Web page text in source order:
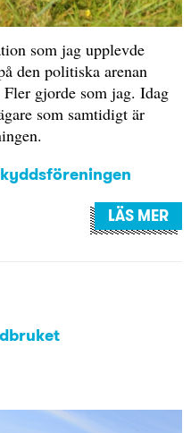
som jag upplevde
den politiska arenan
gjorde som jag. Idag
som samtidigt är
LÄS MER